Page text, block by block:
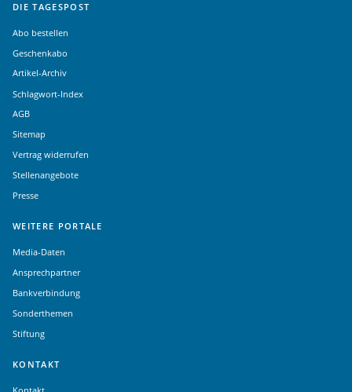
DIE TAGESPOST
Abo bestellen
Geschenkabo
Artikel-Archiv
Schlagwort-Index
AGB
Sitemap
Vertrag widerrufen
Stellenangebote
Presse
WEITERE PORTALE
Media-Daten
Ansprechpartner
Bankverbindung
Sonderthemen
Stiftung
KONTAKT